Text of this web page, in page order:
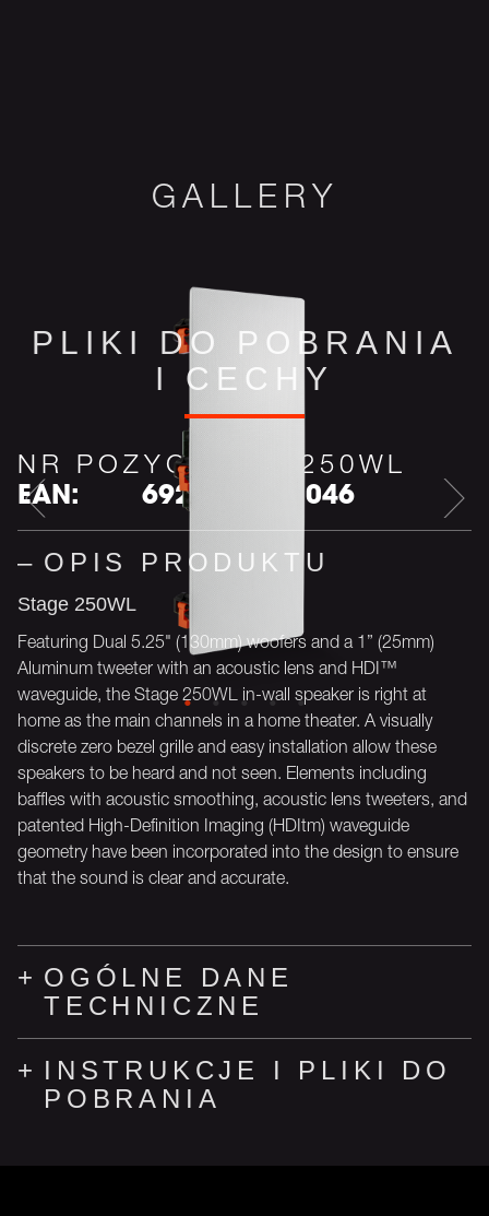
PLIKI DO POBRANIA
I CECHY
NR POZYCJI: JBL250WL
EAN: 6925281951046
OPIS PRODUKTU
Stage 250WL
Featuring Dual 5.25" (130mm) woofers and a 1” (25mm)
Aluminum tweeter with an acoustic lens and HDI™
waveguide, the Stage 250WL in-wall speaker is right at
home as the main channels in a home theater. A visually
discrete zero bezel grille and easy installation allow these
speakers to be heard and not seen. Elements including
baffles with acoustic smoothing, acoustic lens tweeters, and
patented High-Definition Imaging (HDItm) waveguide
geometry have been incorporated into the design to ensure
that the sound is clear and accurate.
OGÓLNE DANE
TECHNICZNE
INSTRUKCJE I PLIKI DO
POBRANIA